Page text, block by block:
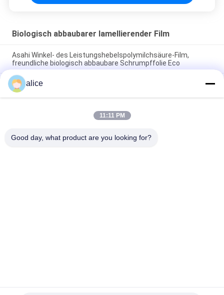
Biologisch abbaubarer lamellierender Film
Asahi Winkel- des Leistungshebelspolymilchsäure-Film,
freundliche biologisch abbaubare Schrumpffolie Eco
Füllen Sie Ärmel-biologisch abbaubare lamellierende Film
kundengebundene Stärke/Größe ab
Psychiaters-Verpackungs-Film der Flaschen-Aufkleber-
Polyschrumpffolie-/Winkel des Leistungshebels biologisch
alice
11:11 PM
Good day, what product are you looking for?